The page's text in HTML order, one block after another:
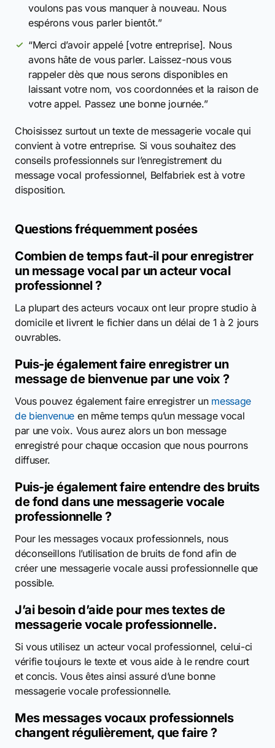
voulons pas vous manquer à nouveau. Nous
espérons vous parler bientôt.”
“Merci d’avoir appelé [votre entreprise]. Nous
avons hâte de vous parler. Laissez-nous vous
rappeler dès que nous serons disponibles en
laissant votre nom, vos coordonnées et la raison de
votre appel. Passez une bonne journée.”
Choisissez surtout un texte de messagerie vocale qui
convient à votre entreprise. Si vous souhaitez des
conseils professionnels sur l’enregistrement du
message vocal professionnel, Belfabriek est à votre
disposition.
Questions fréquemment posées
Combien de temps faut-il pour enregistrer
un message vocal par un acteur vocal
professionnel ?
La plupart des acteurs vocaux ont leur propre studio à
domicile et livrent le fichier dans un délai de 1 à 2 jours
ouvrables.
Puis-je également faire enregistrer un
message de bienvenue par une voix ?
Vous pouvez également faire enregistrer un message
de bienvenue en même temps qu’un message vocal
par une voix. Vous aurez alors un bon message
enregistré pour chaque occasion que nous pourrons
diffuser.
Puis-je également faire entendre des bruits
de fond dans une messagerie vocale
professionnelle ?
Pour les messages vocaux professionnels, nous
déconseillons l’utilisation de bruits de fond afin de
créer une messagerie vocale aussi professionnelle que
possible.
J’ai besoin d’aide pour mes textes de
messagerie vocale professionnelle.
Si vous utilisez un acteur vocal professionnel, celui-ci
vérifie toujours le texte et vous aide à le rendre court
et concis. Vous êtes ainsi assuré d’une bonne
messagerie vocale professionnelle.
Mes messages vocaux professionnels
changent régulièrement, que faire ?